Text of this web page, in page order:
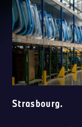
Strasbourg.